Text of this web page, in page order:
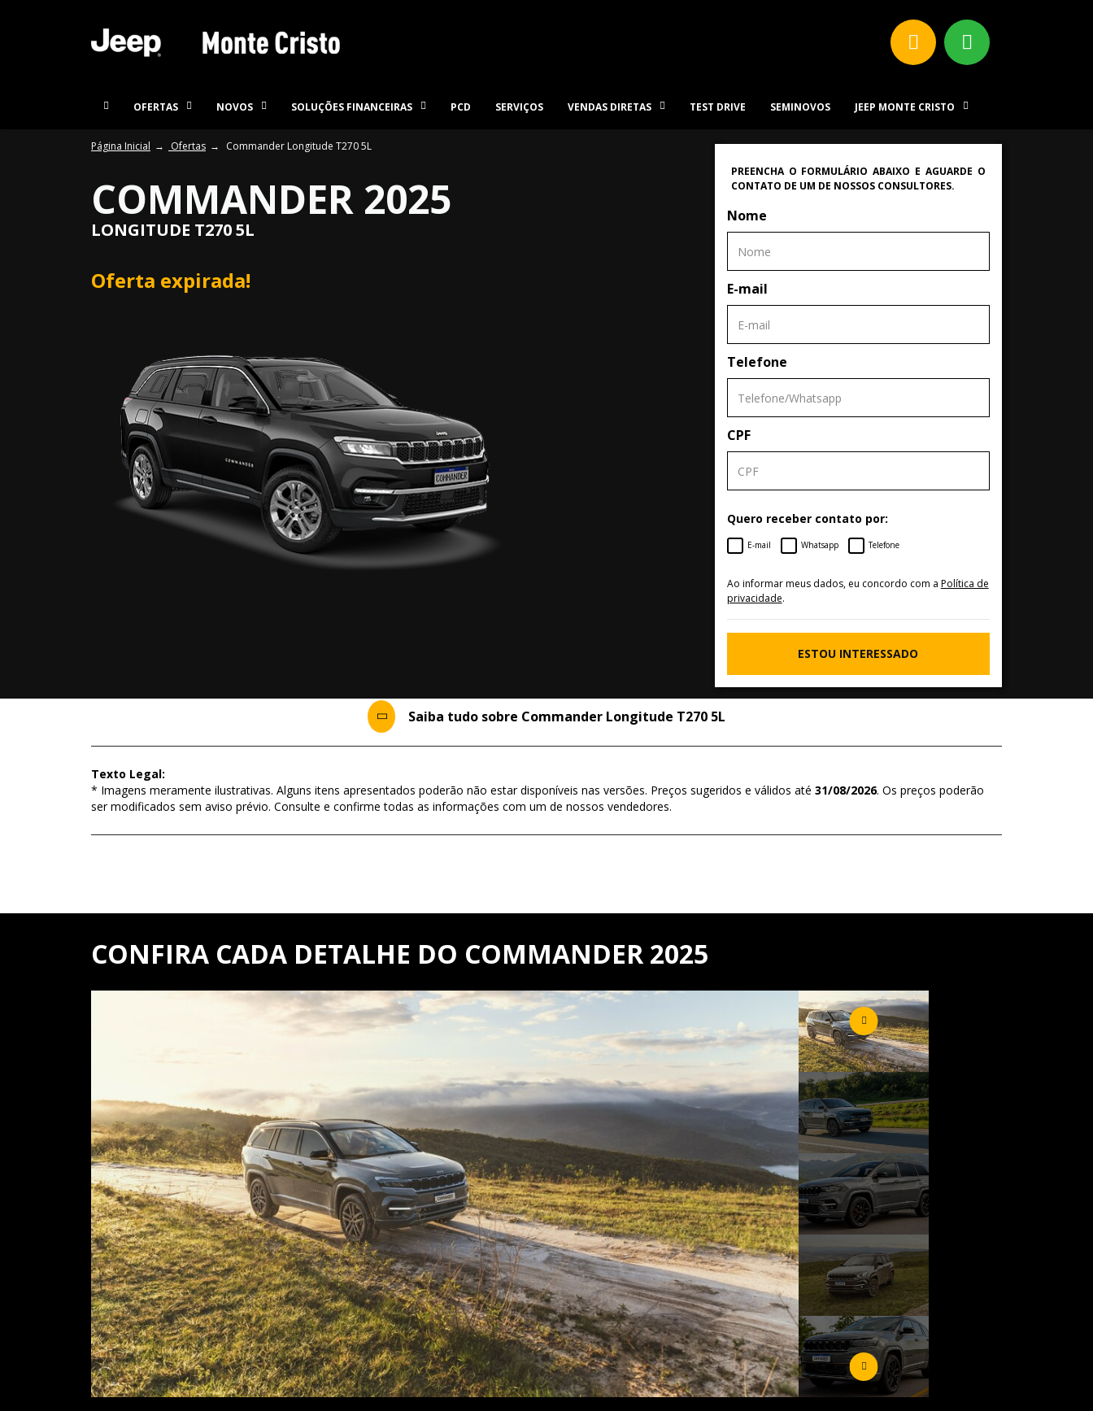
OFERTAS NOVOS SOLUÇÕES FINANCEIRAS PCD SERVIÇOS VENDAS DIRETAS TEST DRIVE SEMINOVOS JEEP MONTE CRISTO
Página Inicial Ofertas Commander Longitude T270 5L
COMMANDER 2025
LONGITUDE T270 5L
Oferta expirada!
PREENCHA O FORMULÁRIO ABAIXO E AGUARDE O
CONTATO DE UM DE NOSSOS CONSULTORES.
Nome
E-mail
Telefone
CPF
Quero receber contato por:
E-mail Whatsapp Telefone
Ao informar meus dados, eu concordo com a Política de
privacidade.
ESTOU INTERESSADO
Saiba tudo sobre Commander Longitude T270 5L
Texto Legal:
* Imagens meramente ilustrativas. Alguns itens apresentados poderão não estar disponíveis nas versões. Preços sugeridos e válidos até 31/08/2026. Os preços poderão
ser modificados sem aviso prévio. Consulte e confirme todas as informações com um de nossos vendedores.
CONFIRA CADA DETALHE DO COMMANDER 2025